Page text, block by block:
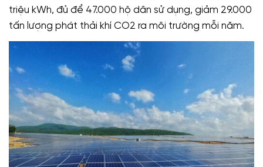
triệu kWh, đủ để 47.000 hộ dân sử dụng, giảm 29.000
tấn lượng phát thải khí CO2 ra môi trường mỗi năm.